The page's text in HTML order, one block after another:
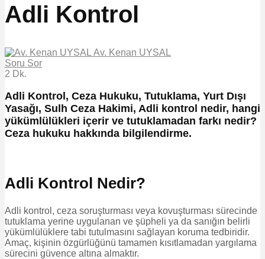
Adli Kontrol
Av. Kenan UYSAL
Soru Sor
2 Dk.
Adli Kontrol, Ceza Hukuku, Tutuklama, Yurt Dışı
Yasağı, Sulh Ceza Hakimi, Adli kontrol nedir, hangi
yükümlülükleri içerir ve tutuklamadan farkı nedir?
Ceza hukuku hakkında bilgilendirme.
Adli Kontrol Nedir?
Adli kontrol, ceza soruşturması veya kovuşturması sürecinde
tutuklama yerine uygulanan ve şüpheli ya da sanığın belirli
yükümlülüklere tabi tutulmasını sağlayan koruma tedbiridir.
Amaç, kişinin özgürlüğünü tamamen kısıtlamadan yargılama
sürecini güvence altına almaktır.